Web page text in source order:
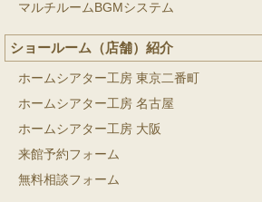
マルチルームBGMシステム
ショールーム（店舗）紹介
ホームシアター工房 東京二番町
ホームシアター工房 名古屋
ホームシアター工房 大阪
来館予約フォーム
無料相談フォーム